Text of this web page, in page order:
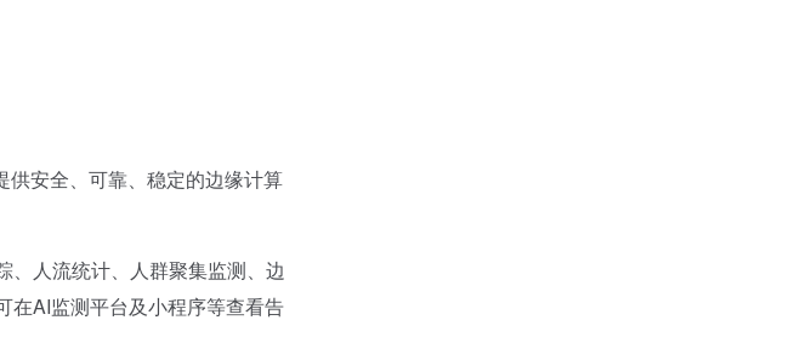
安全、可靠、稳定的边缘计算
、人流统计、人群聚集监测、边
在AI监测平台及小程序等查看告